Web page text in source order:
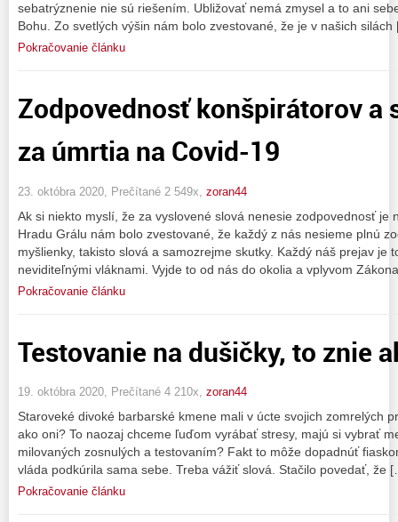
sebatrýznenie nie sú riešením. Ubližovať nemá zmysel a to ani
Bohu. Zo svetlých výšin nám bolo zvestované, že je v našich
Pokračovanie článku
Zodpovednosť konšpirátorov a
za úmrtia na Covid-19
23. októbra 2020, Prečítané 2 549x, zoran44
Ak si niekto myslí, že za vyslovené slová nenesie zodpovednosť je
Hradu Grálu nám bolo zvestované, že každý z nás nesieme plnú
myšlienky, takisto slová a samozrejme skutky. Každý náš prejav je
neviditeľnými vláknami. Vyjde to od nás do okolia a vplyvom
Pokračovanie článku
Testovanie na dušičky, to znie
19. októbra 2020, Prečítané 4 210x, zoran44
Staroveké divoké barbarské kmene mali v úcte svojich zomrelých
ako oni? To naozaj chceme ľuďom vyrábať stresy, majú si vybrať
milovaných zosnulých a testovaním? Fakt to môže dopadnúť
vláda podkúrila sama sebe. Treba vážiť slová. Stačilo povedať, že
Pokračovanie článku